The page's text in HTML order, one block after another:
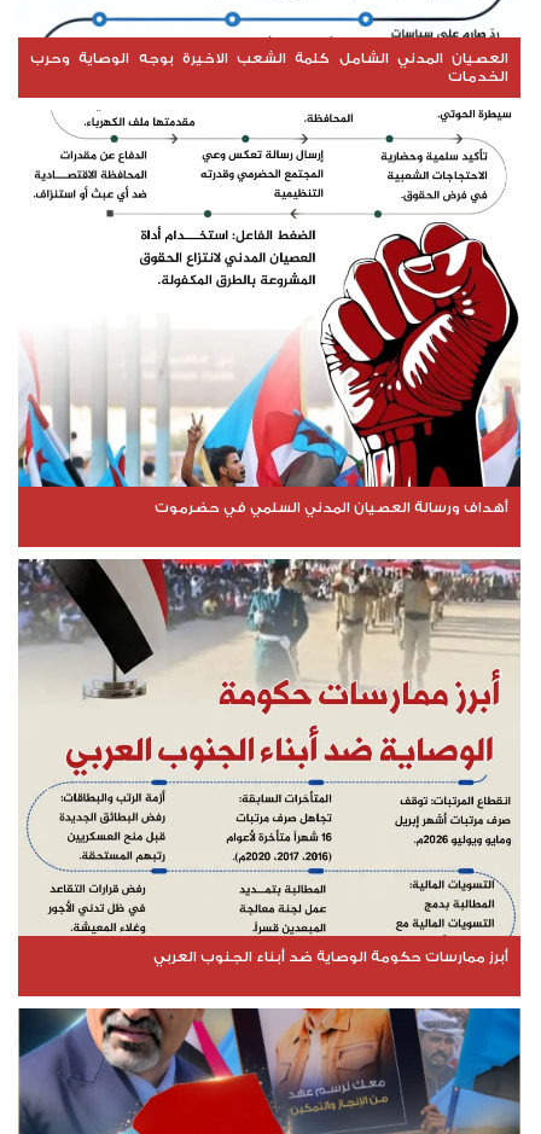
العصيان المدني الشامل كلمة الشعب الاخيرة بوجه الوصاية وحرب
الخدمات
أهداف ورسالة العصيان المدني السلمي في حضرموت
أبرز ممارسات حكومة الوصاية ضد أبناء الجنوب العربي